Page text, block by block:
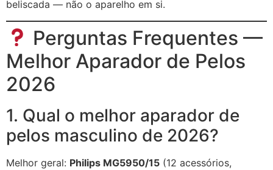
beliscada — não o aparelho em si.
Perguntas Frequentes —
Melhor Aparador de Pelos
2026
1. Qual o melhor aparador de
pelos masculino de 2026?
Melhor geral: Philips MG5950/15 (12 acessórios,